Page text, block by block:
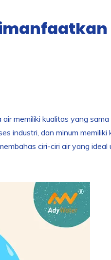
memiliki kualitas yang
industri, dan minum memiliki
ciri-ciri air yang ideal